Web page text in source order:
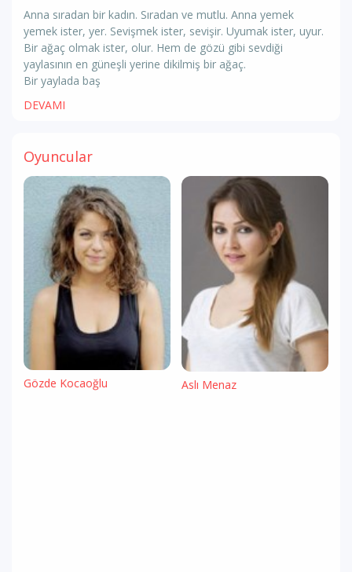
Anna sıradan bir kadın. Sıradan ve mutlu. Anna yemek
yemek ister, yer. Sevişmek ister, sevişir. Uyumak ister, uyur.
Bir ağaç olmak ister, olur. Hem de gözü gibi sevdiği
yaylasının en güneşli yerine dikilmiş bir ağaç.
Bir yaylada baş
DEVAMI
Oyuncular
Gözde Kocaoğlu Aslı Menaz